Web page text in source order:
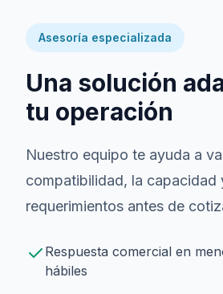
Asesoría especializada
Una solución
tu operación
Nuestro equipo te ayuda a
compatibilidad, la capacidad
requerimientos antes de
Respuesta comercial en
hábiles